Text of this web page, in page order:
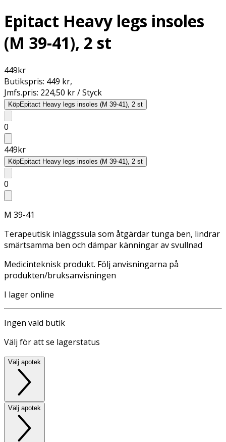
Epitact Heavy legs insoles
(M 39-41), 2 st
449kr
Butikspris: 449 kr,
Jmfs.pris: 224,50 kr / Styck
KöpEpitact Heavy legs insoles (M 39-41), 2 st
0
449kr
KöpEpitact Heavy legs insoles (M 39-41), 2 st
0
M 39-41
Terapeutisk inläggssula som åtgärdar tunga ben, lindrar
smärtsamma ben och dämpar känningar av svullnad
Medicinteknisk produkt. Följ anvisningarna på
produkten/bruksanvisningen
I lager online
Ingen vald butik
Välj för att se lagerstatus
Välj apotek
Välj apotek